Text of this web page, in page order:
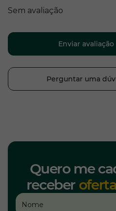
Sem avaliação
Enviar avaliação
Perguntar uma
Quero me
receber